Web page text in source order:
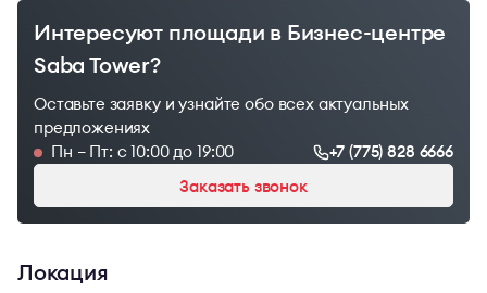
Интересуют площади в Бизнес-центре
Saba Tower?
Оставьте заявку и узнайте обо всех актуальных
предложениях
Пн – Пт: с 10:00 до 19:00
+7 (775) 828 6666
Заказать звонок
Локация